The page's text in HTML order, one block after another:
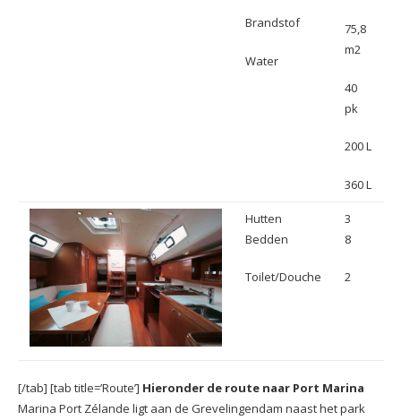
Brandstof
Water
75,8
m2
40
pk
200 L
360 L
Hutten
Bedden
Toilet/Douche
3
8
2
[/tab] [tab title=’Route’] Hieronder de route naar Port Marina
Marina Port Zélande ligt aan de Grevelingendam naast het park